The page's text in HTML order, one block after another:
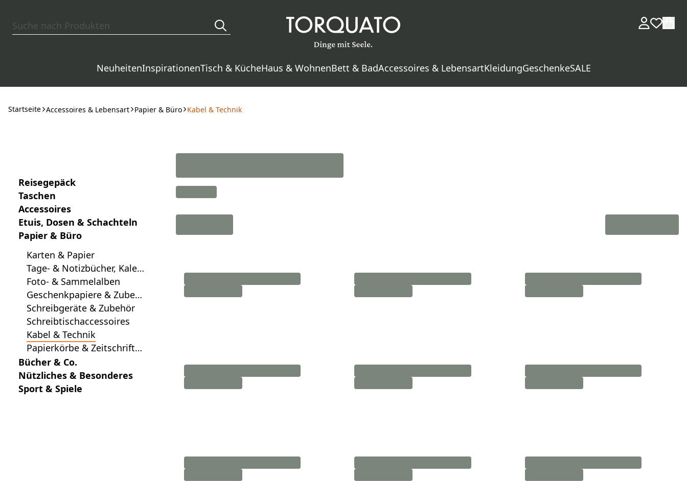
NeuheitenInspirationenTisch & KücheHaus & WohnenBett & BadAccessoires & LebensartKleidungGeschenkeSALE
Startseite Accessoires & Lebensart Papier & Büro Kabel & Technik
Reisegepäck
Taschen
Accessoires
Etuis, Dosen & Schachteln
Papier & Büro
Karten & Papier
Tage- & Notizbücher, Kalen
der
Foto- & Sammelalben
Geschenkpapiere & Zubeh
ör
Schreibgeräte & Zubehör
Schreibtischaccessoires
Kabel & Technik
Papierkörbe & Zeitschrifte
nsammler
Bücher & Co.
Nützliches & Besonderes
Sport & Spiele